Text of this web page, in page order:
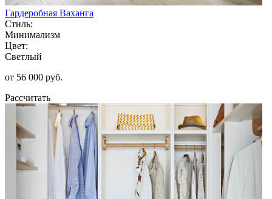
Гардеробная Ваханга
Стиль:
Минимализм
Цвет:
Светлый
от 56 000 руб.
Рассчитать